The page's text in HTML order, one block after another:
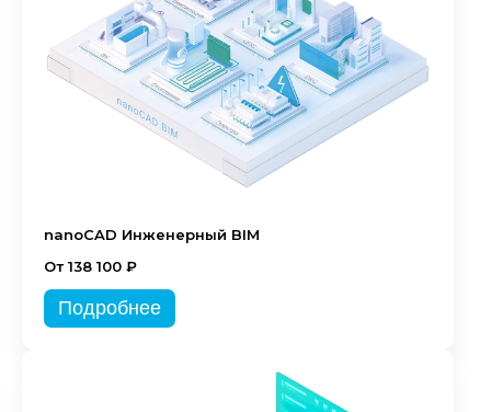
nanoCAD Инженерный BIM
От 138 100 ₽
Подробнее